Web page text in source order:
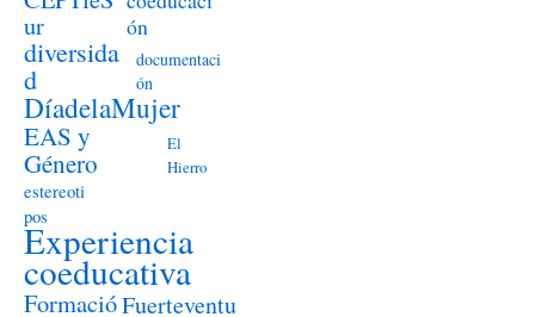
ur
ón
diversida
d
documentaci
ón
DíadelaMujer
EAS y
Género
El
Hierro
estereoti
pos
Experiencia
coeducativa
FormacióFuerteventu